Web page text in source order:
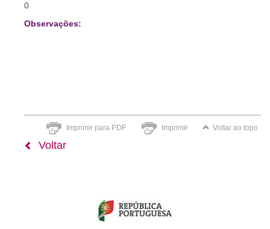
0
Observações:
Imprimir para PDF Imprimir Voltar ao topo
Voltar